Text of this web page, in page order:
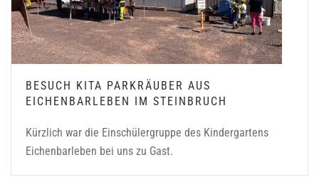
BESUCH KITA PARKRÄUBER AUS
EICHENBARLEBEN IM STEINBRUCH
Kürzlich war die Einschülergruppe des Kindergartens
Eichenbarleben bei uns zu Gast.